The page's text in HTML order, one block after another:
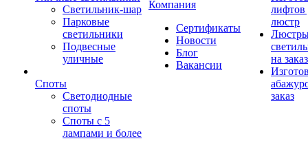
Светильник-шар
Парковые
светильники
Подвесные
уличные
Споты
Светодиодные
споты
Споты с 5
лампами и более
Компания
Сертификаты
Новости
Блог
Вакансии
лифтов
люстр
на заказ
заказ